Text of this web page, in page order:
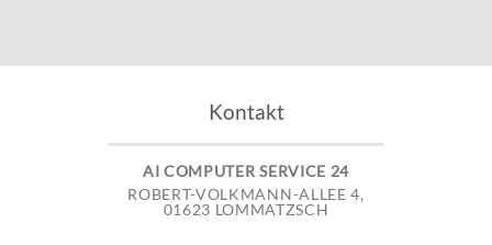
Kontakt
AI COMPUTER SERVICE 24
ROBERT-VOLKMANN-ALLEE 4,
01623 LOMMATZSCH